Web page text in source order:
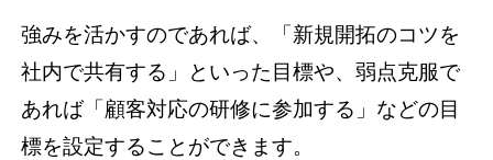
強みを活かすのであれば、「新規開拓のコツを
社内で共有する」といった目標や、弱点克服で
あれば「顧客対応の研修に参加する」などの目
標を設定することができます。